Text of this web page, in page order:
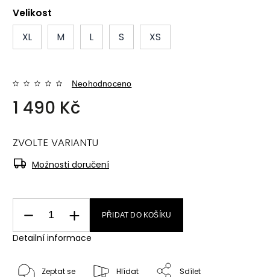
Velikost
XL
M L S XS
Neohodnoceno
1 490 Kč
ZVOLTE VARIANTU
Možnosti doručení
PŘIDAT DO KOŠÍKU
Detailní informace
Zeptat se Hlídat Sdílet